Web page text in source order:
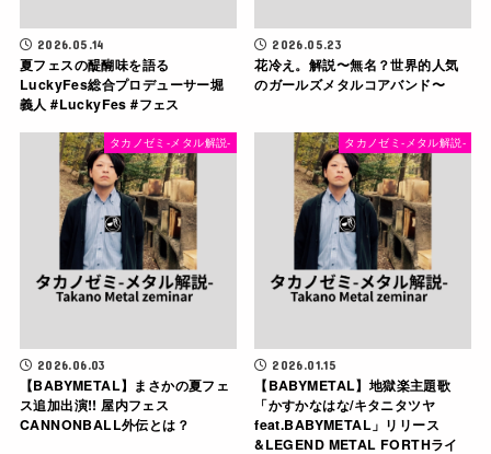
2026.05.14
夏フェスの醍醐味を語る
LuckyFes総合プロデューサー堀
義人 #LuckyFes #フェス
2026.05.23
花冷え。解説〜無名？世界的人気
のガールズメタルコアバンド〜
タカノゼミ-メタル解説-
2026.06.03
【BABYMETAL】まさかの夏フェ
ス追加出演!! 屋内フェス
CANNONBALL外伝とは？
タカノゼミ-メタル解説-
2026.01.15
【BABYMETAL】地獄楽主題歌
「かすかなはな/キタニタツヤ
feat.BABYMETAL」リリース
&LEGEND METAL FORTHライ